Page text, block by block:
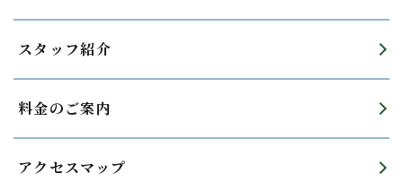
スタッフ紹介
料金のご案内
アクセスマップ